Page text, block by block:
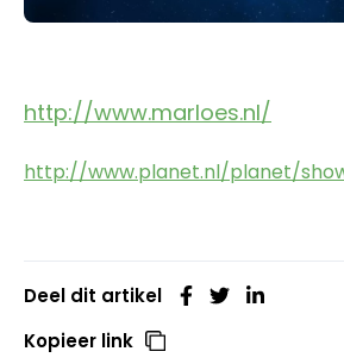
http://www.marloes.nl/
http://www.planet.nl/planet/
Deel dit artikel
Kopieer link